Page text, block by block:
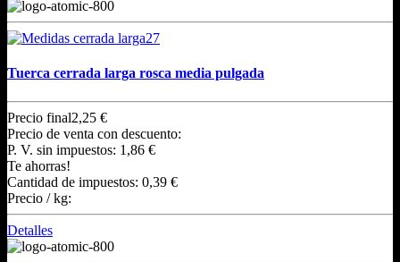
Tuerca cerrada larga rosca media pulgada
Precio final2,25 €
Precio de venta con descuento:
P. V. sin impuestos: 1,86 €
Te ahorras!
Cantidad de impuestos: 0,39 €
Precio / kg:
Detalles